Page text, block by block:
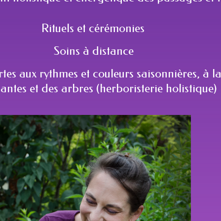
Rituels et cérémonies
Soins à distance
aux rythmes et couleurs saisonnières, à
et des arbres (herboristerie holistique)